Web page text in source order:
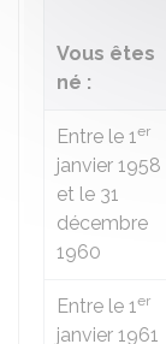
Vous êtes
né :
Entre le 1er
janvier 1958
et le 31
décembre
1960
Entre le 1er
janvier 1961